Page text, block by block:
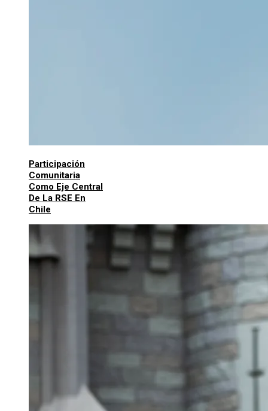
Participación
Comunitaria
Como Eje Central
De La RSE En
Chile